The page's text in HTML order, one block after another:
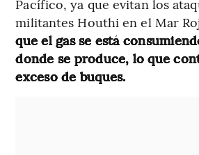
Pacífico, ya que evitan los
militantes Houthi en el Mar
que el gas se está
donde se produce, lo que
exceso de buques.